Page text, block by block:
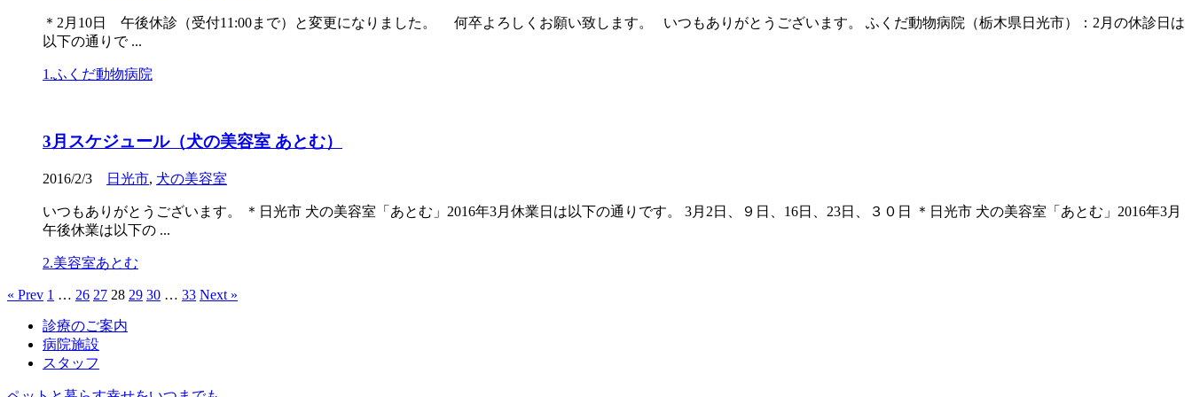
＊2月10日 午後休診（受付11:00まで）と変更になりました。 何卒よろしくお願い致します。 いつもありがとうございます。 ふくだ動物病院（栃木県日光市）：2月の休診日は
以下の通りで ...
1.ふくだ動物病院
3月スケジュール（犬の美容室 あとむ）
2016/2/3 日光市, 犬の美容室
いつもありがとうございます。 ＊日光市 犬の美容室「あとむ」2016年3月休業日は以下の通りです。 3月2日、９日、16日、23日、３０日 ＊日光市 犬の美容室「あとむ」2016年3月
午後休業は以下の ...
2.美容室あとむ
« Prev 1 … 26 27 28 29 30 … 33 Next »
診療のご案内
病院施設
スタッフ